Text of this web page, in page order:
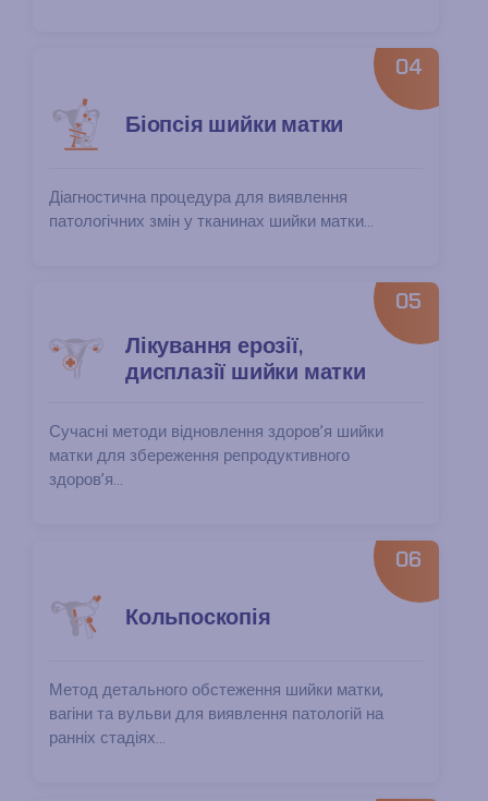
04
Біопсія шийки матки
Діагностична процедура для виявлення
патологічних змін у тканинах шийки матки...
05
Лікування ерозії,
дисплазії шийки матки
Сучасні методи відновлення здоров’я шийки
матки для збереження репродуктивного
здоров’я...
06
Кольпоскопія
Метод детального обстеження шийки матки,
вагіни та вульви для виявлення патологій на
ранніх стадіях...